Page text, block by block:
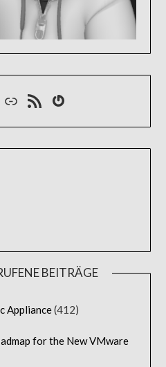
LinkRSS-FeedGravatar
BEITRÄGE
Appliance(412)
for the New VMware